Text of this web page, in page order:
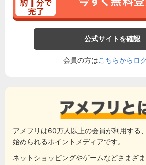
公式サイトを確認
会員の方はこちらからロ
アメフリは60万人以上の会員が利用する
始められるポイントメディアです。
ネットショッピングやゲームなどさまざ